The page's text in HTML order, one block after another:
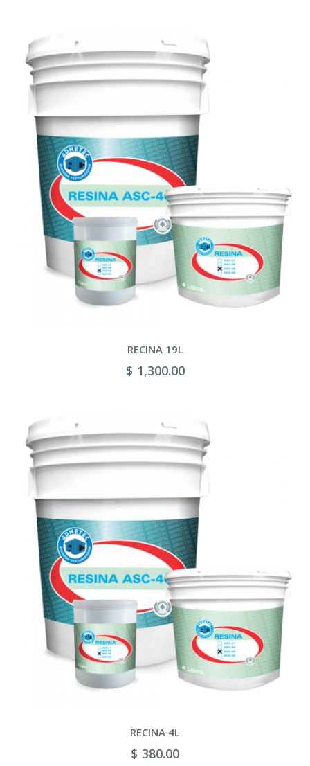
RECINA 19L
$ 1,300.00
RECINA 4L
$ 380.00